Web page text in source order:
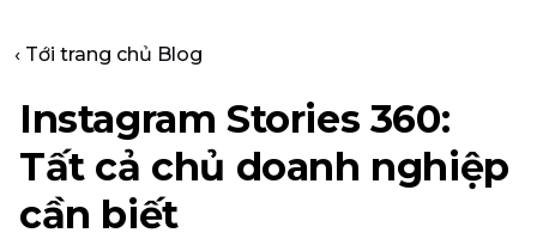
‹ Tới trang chủ Blog
Instagram Stories 360:
Tất cả chủ doanh nghiệp
cần biết